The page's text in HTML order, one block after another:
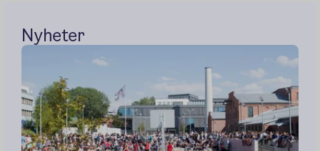
Nyheter